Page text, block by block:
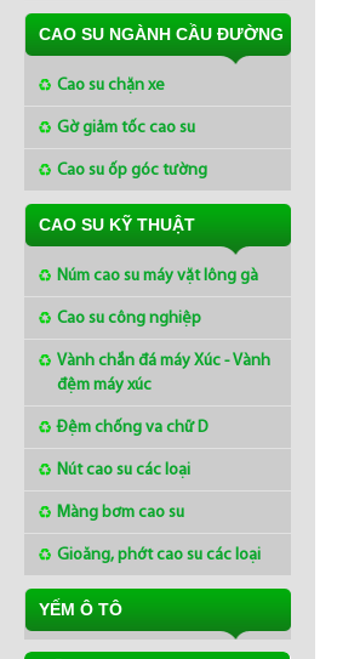
CAO SU NGÀNH CẦU ĐƯỜNG
Cao su chặn xe
Gờ giảm tốc cao su
Cao su ốp góc tường
CAO SU KỸ THUẬT
Núm cao su máy vặt lông gà
Cao su công nghiệp
Vành chắn đá máy Xúc - Vành
đệm máy xúc
Đệm chống va chữ D
Nút cao su các loại
Màng bơm cao su
Gioăng, phớt cao su các loại
YẾM Ô TÔ
Mua tấm cao su 2mm ở
đâu
Thị trường cao su châu Á